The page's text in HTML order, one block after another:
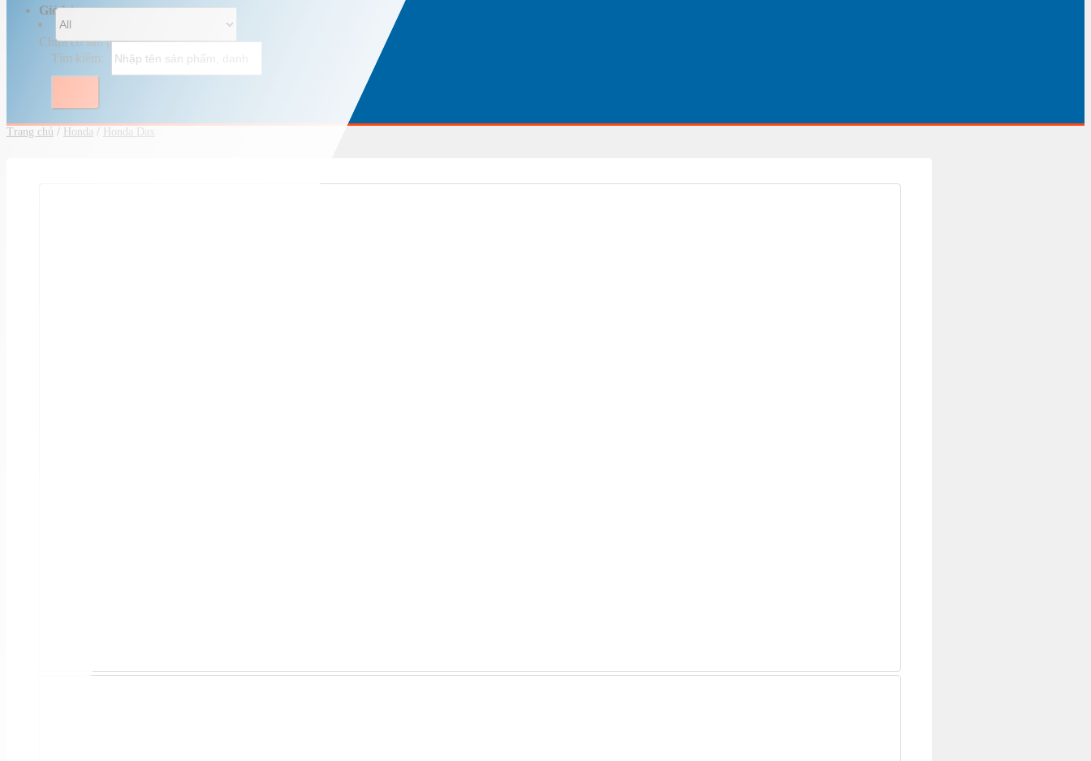
Giỏ hàng
Chưa có sản phẩm trong giỏ hàng.
Tìm kiếm:
Trang chủ / Honda / Honda Dax